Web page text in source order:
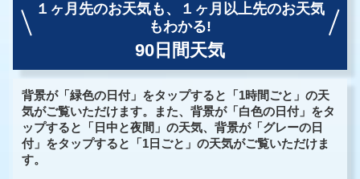
１ヶ月先のお天気も、
１ヶ月以上先のお天気
もわかる!
90日間天気
背景が「緑色の日付」をタップすると「1時間ごと」の天
気がご覧いただけます。また、背景が「白色の日付」をタ
ップすると「日中と夜間」の天気、背景が「グレーの日
付」をタップすると「1日ごと」の天気がご覧いただけま
す。